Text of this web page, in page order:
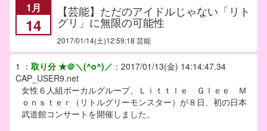
1月
14
【芸能】ただのアイドルじゃない「リト
グリ」に無限の可能性
2017/01/14(土)12:59:18 芸能
1 ： 取り分 ★＠＼(^o^)／ ： 2017/01/13(金) 14:14:47.34
CAP_USER9.net
女性６人組ボーカルグループ、Ｌｉｔｔｌｅ Ｇｌｅｅ Ｍ
ｏｎｓｔｅｒ（リトルグリーモンスター）が８日、初の日本
武道館コンサートを開催しました。